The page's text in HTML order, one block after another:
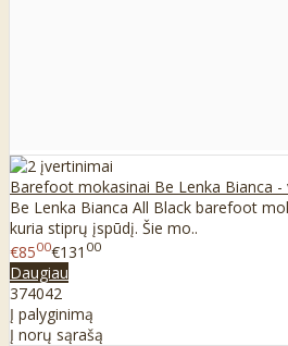
Barefoot mokasinai Be Lenka Bianca -
Be Lenka Bianca All Black barefoot
kuria stiprų įspūdį. Šie mo..
€8500€131 00
Daugiau
374042
Į palyginimą
Į norų sąrašą